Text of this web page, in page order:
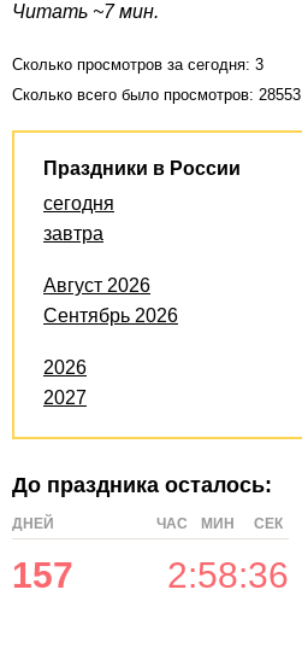
Читать ~7 мин.
Сколько просмотров за сегодня: 3
Сколько всего было просмотров: 28553
Праздники в России
сегодня
завтра
Август 2026
Сентябрь 2026
2026
2027
До праздника осталось:
ДНЕЙ ЧАС МИН СЕК
157 2:58:36